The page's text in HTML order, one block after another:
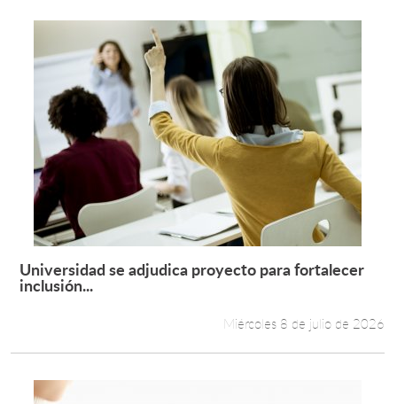
Leer más +
Universidad se adjudica proyecto para fortalecer
inclusión...
Miércoles 8 de julio de 2026